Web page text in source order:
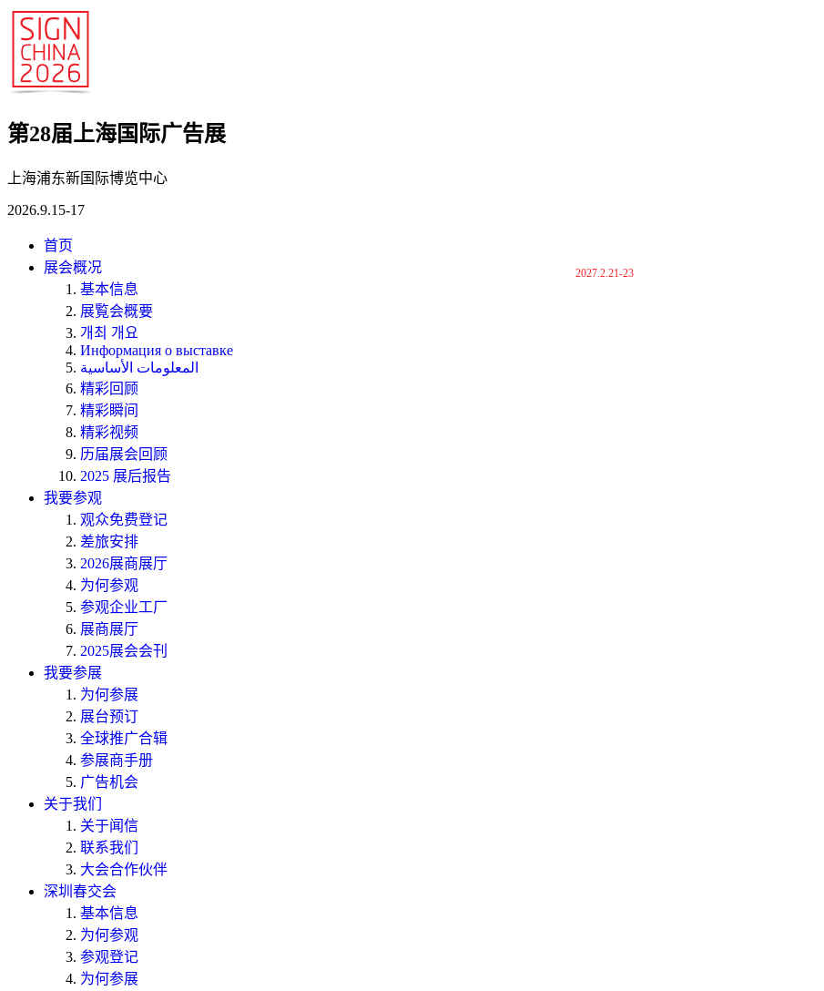
第28届上海国际广告展
上海浦东新国际博览中心
2026.9.15-17
首页
展会概况
基本信息
展覧会概要
개최 개요
Информация о выставке
المعلومات الأساسية
精彩回顾
精彩瞬间
精彩视频
历届展会回顾
2025 展后报告
我要参观
观众免费登记
差旅安排
2026展商展厅
为何参观
参观企业工厂
展商展厅
2025展会会刊
我要参展
为何参展
展台预订
全球推广合辑
参展商手册
广告机会
关于我们
关于闻信
联系我们
大会合作伙伴
深圳春交会
2027.2.21-23
基本信息
为何参观
参观登记
为何参展